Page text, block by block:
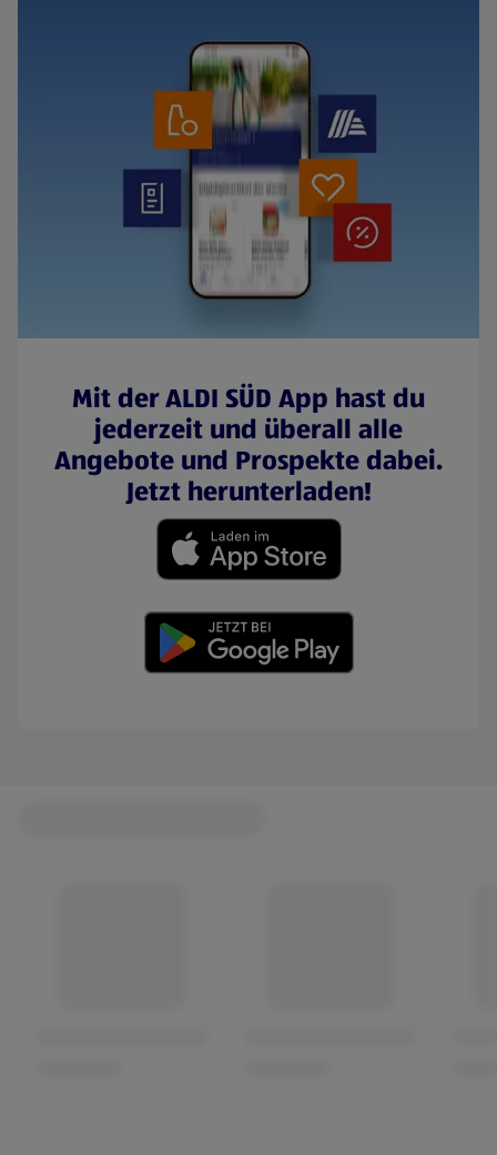
Mit der ALDI SÜD App hast du
jederzeit und überall alle
Angebote und Prospekte dabei.
Jetzt herunterladen!